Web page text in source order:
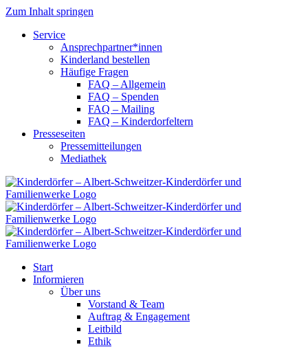
Zum Inhalt springen
Service
Ansprechpartner*innen
Kinderland bestellen
Häufige Fragen
FAQ – Allgemein
FAQ – Spenden
FAQ – Mailing
FAQ – Kinderdorfeltern
Presseseiten
Pressemitteilungen
Mediathek
Start
Informieren
Über uns
Vorstand & Team
Auftrag & Engagement
Leitbild
Ethik